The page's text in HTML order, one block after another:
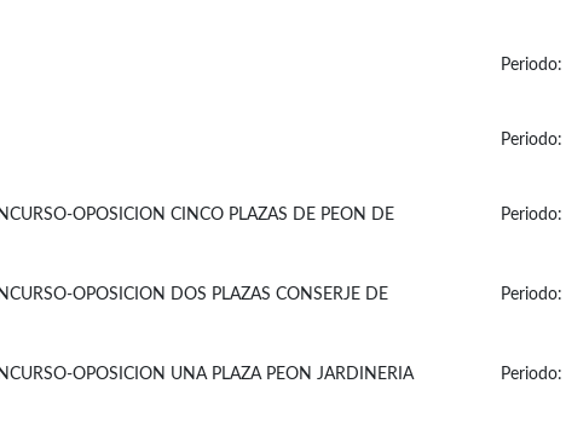
Periodo:
Periodo:
OPOSICION CINCO PLAZAS DE PEON DE
Periodo:
OPOSICION DOS PLAZAS CONSERJE DE
Periodo:
OPOSICION UNA PLAZA PEON JARDINERIA Periodo: